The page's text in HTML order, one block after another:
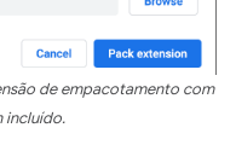
de empacotamento com
incluído.